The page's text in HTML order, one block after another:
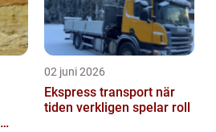
02 juni 2026
Ekspress transport när
tiden verkligen spelar roll